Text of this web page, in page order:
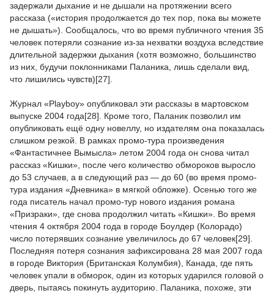
задержали дыхание и не дышали на протяжении всего
рассказа («история продолжается до тех пор, пока вы можете
не дышать»). Сообщалось, что во время публичного чтения 35
человек потеряли сознание из-за нехватки воздуха вследствие
длительной задержки дыхания (хотя возможно, большинство
из них, будучи поклонниками Паланика, лишь сделали вид,
что лишились чувств)[27].
Журнал «Playboy» опубликовал эти рассказы в мартовском
выпуске 2004 года[28]. Кроме того, Паланик позволил им
опубликовать ещё одну новеллу, но издателям она показалась
слишком резкой. В рамках промо-тура произведения
«Фантастичнее Вымысла» летом 2004 года он снова читал
рассказ «Кишки», после чего количество обмороков выросло
до 53 случаев, а в следующий раз — до 60 (во время промо-
тура издания «Дневника» в мягкой обложке). Осенью того же
года писатель начал промо-тур нового издания романа
«Призраки», где снова продолжил читать «Кишки». Во время
чтения 4 октября 2004 года в городе Боулдер (Колорадо)
число потерявших сознание увеличилось до 67 человек[29].
Последняя потеря сознания зафиксирована 28 мая 2007 года
в городе Виктория (Британская Колумбия), Канада, где пять
человек упали в обморок, один из которых ударился головой о
дверь, пытаясь покинуть аудиторию. Паланика, похоже, эти